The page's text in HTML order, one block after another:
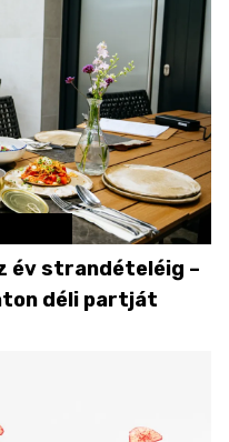
év strandételéig –
déli partját